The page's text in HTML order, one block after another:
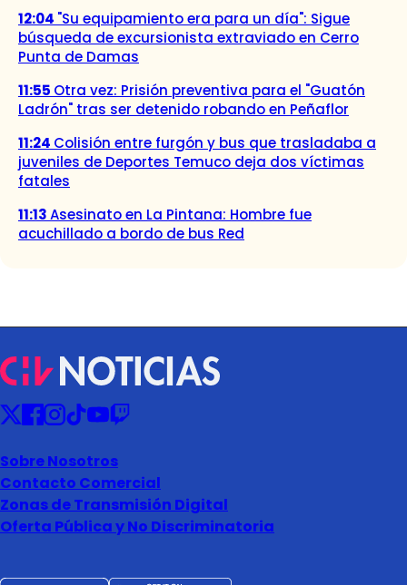
12:04 "Su equipamiento era para un día": Sigue
búsqueda de excursionista extraviado en Cerro
Punta de Damas
11:55 Otra vez: Prisión preventiva para el "Guatón
Ladrón" tras ser detenido robando en Peñaflor
11:24 Colisión entre furgón y bus que trasladaba a
juveniles de Deportes Temuco deja dos víctimas
fatales
11:13Asesinato en La Pintana: Hombre fue
acuchillado a bordo de bus Red
Sobre Nosotros
Contacto Comercial
Zonas de Transmisión Digital
Oferta Pública y No Discriminatoria